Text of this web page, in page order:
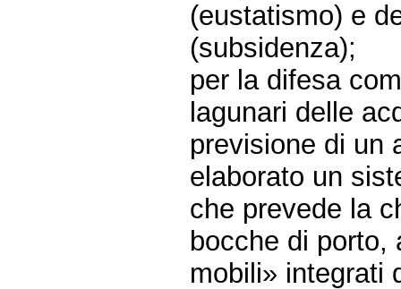
(eustatismo) e
(subsidenza);
per la difesa
lagunari delle
previsione di un
elaborato un
che prevede la
bocche di porto,
mobili» integrati